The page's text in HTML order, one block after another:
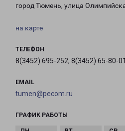
город Тюмень, улица
на карте
ТЕЛЕФОН
8(3452) 695-252, 8(3452) 65-80-01
EMAIL
tumen@pecom.ru
ГРАФИК РАБОТЫ